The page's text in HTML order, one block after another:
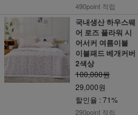
490point 적립
국내생산 하우스웨
어 로즈 플라워 시
어서커 여름이불
이불패드 베개커버
2색상
100,000원
29,000원
할인율 : 71%
290point 적립